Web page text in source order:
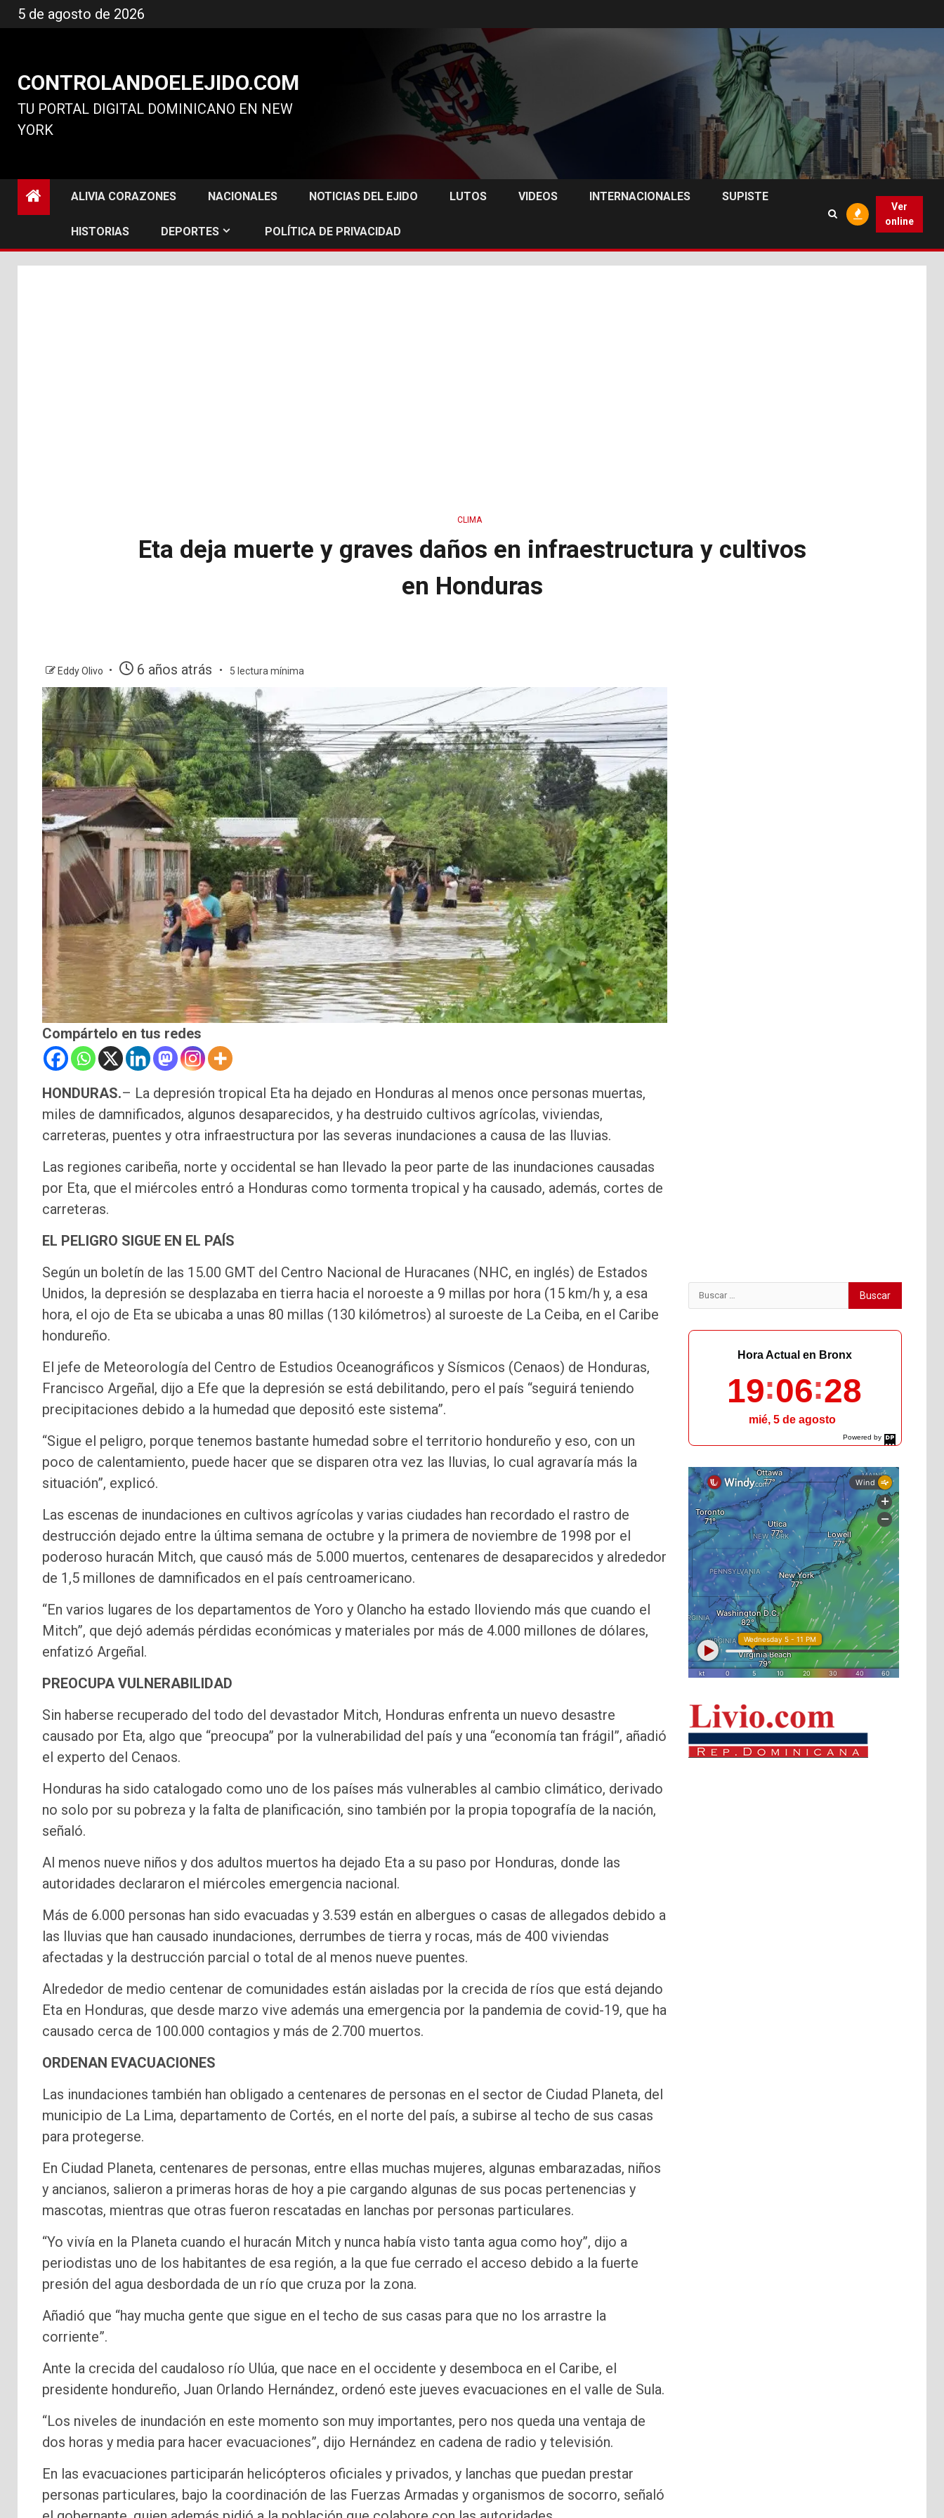
al
5 de agosto de 2026
CONTROLANDOELEJIDO.COM
TU PORTAL DIGITAL DOMINICANO EN NEW
YORK
ALIVIA CORAZONES NACIONALES NOTICIAS DEL EJIDO LUTOS VIDEOS INTERNACIONALES SUPISTE
HISTORIAS DEPORTES POLÍTICA DE PRIVACIDAD
Ver
online
CLIMA
Eta deja muerte y graves daños en infraestructura y cultivos
en Honduras
Eddy Olivo 6 años atrás 5 lectura mínima
Compártelo en tus redes
HONDURAS.– La depresión tropical Eta ha dejado en Honduras al menos once personas muertas,
miles de damnificados, algunos desaparecidos, y ha destruido cultivos agrícolas, viviendas,
carreteras, puentes y otra infraestructura por las severas inundaciones a causa de las lluvias.
Las regiones caribeña, norte y occidental se han llevado la peor parte de las inundaciones causadas
por Eta, que el miércoles entró a Honduras como tormenta tropical y ha causado, además, cortes de
carreteras.
EL PELIGRO SIGUE EN EL PAÍS
Según un boletín de las 15.00 GMT del Centro Nacional de Huracanes (NHC, en inglés) de Estados
Unidos, la depresión se desplazaba en tierra hacia el noroeste a 9 millas por hora (15 km/h y, a esa
hora, el ojo de Eta se ubicaba a unas 80 millas (130 kilómetros) al suroeste de La Ceiba, en el Caribe
hondureño.
El jefe de Meteorología del Centro de Estudios Oceanográficos y Sísmicos (Cenaos) de Honduras,
Francisco Argeñal, dijo a Efe que la depresión se está debilitando, pero el país “seguirá teniendo
precipitaciones debido a la humedad que depositó este sistema”.
“Sigue el peligro, porque tenemos bastante humedad sobre el territorio hondureño y eso, con un
poco de calentamiento, puede hacer que se disparen otra vez las lluvias, lo cual agravaría más la
situación”, explicó.
Las escenas de inundaciones en cultivos agrícolas y varias ciudades han recordado el rastro de
destrucción dejado entre la última semana de octubre y la primera de noviembre de 1998 por el
poderoso huracán Mitch, que causó más de 5.000 muertos, centenares de desaparecidos y alrededor
de 1,5 millones de damnificados en el país centroamericano.
“En varios lugares de los departamentos de Yoro y Olancho ha estado lloviendo más que cuando el
Mitch”, que dejó además pérdidas económicas y materiales por más de 4.000 millones de dólares,
enfatizó Argeñal.
PREOCUPA VULNERABILIDAD
Sin haberse recuperado del todo del devastador Mitch, Honduras enfrenta un nuevo desastre
causado por Eta, algo que “preocupa” por la vulnerabilidad del país y una “economía tan frágil”, añadió
el experto del Cenaos.
Honduras ha sido catalogado como uno de los países más vulnerables al cambio climático, derivado
no solo por su pobreza y la falta de planificación, sino también por la propia topografía de la nación,
señaló.
Al menos nueve niños y dos adultos muertos ha dejado Eta a su paso por Honduras, donde las
autoridades declararon el miércoles emergencia nacional.
Más de 6.000 personas han sido evacuadas y 3.539 están en albergues o casas de allegados debido a
las lluvias que han causado inundaciones, derrumbes de tierra y rocas, más de 400 viviendas
afectadas y la destrucción parcial o total de al menos nueve puentes.
Alrededor de medio centenar de comunidades están aisladas por la crecida de ríos que está dejando
Eta en Honduras, que desde marzo vive además una emergencia por la pandemia de covid-19, que ha
causado cerca de 100.000 contagios y más de 2.700 muertos.
ORDENAN EVACUACIONES
Las inundaciones también han obligado a centenares de personas en el sector de Ciudad Planeta, del
municipio de La Lima, departamento de Cortés, en el norte del país, a subirse al techo de sus casas
para protegerse.
En Ciudad Planeta, centenares de personas, entre ellas muchas mujeres, algunas embarazadas, niños
y ancianos, salieron a primeras horas de hoy a pie cargando algunas de sus pocas pertenencias y
mascotas, mientras que otras fueron rescatadas en lanchas por personas particulares.
“Yo vivía en la Planeta cuando el huracán Mitch y nunca había visto tanta agua como hoy”, dijo a
periodistas uno de los habitantes de esa región, a la que fue cerrado el acceso debido a la fuerte
presión del agua desbordada de un río que cruza por la zona.
Añadió que “hay mucha gente que sigue en el techo de sus casas para que no los arrastre la
corriente”.
Ante la crecida del caudaloso río Ulúa, que nace en el occidente y desemboca en el Caribe, el
presidente hondureño, Juan Orlando Hernández, ordenó este jueves evacuaciones en el valle de Sula.
“Los niveles de inundación en este momento son muy importantes, pero nos queda una ventaja de
dos horas y media para hacer evacuaciones”, dijo Hernández en cadena de radio y televisión.
En las evacuaciones participarán helicópteros oficiales y privados, y lanchas que puedan prestar
personas particulares, bajo la coordinación de las Fuerzas Armadas y organismos de socorro, señaló
Buscar:
Powered by
DaysPedia.com
Hora Actual en Bronx
19 06 29
mié, 5 de agosto